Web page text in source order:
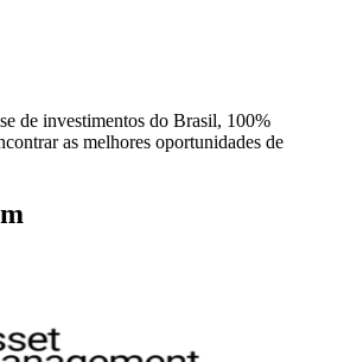
de investimentos do Brasil, 100%
as melhores oportunidades de